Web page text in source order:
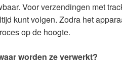
Voor verzendingen met
kunt volgen. Zodra het
op de hoogte.
worden ze verwerkt?